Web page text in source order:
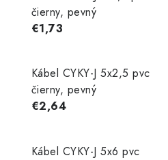
čierny, pevný
€1,73
Kábel CYKY-J 5x2,5 pvc
čierny, pevný
€2,64
Kábel CYKY-J 5x6 pvc